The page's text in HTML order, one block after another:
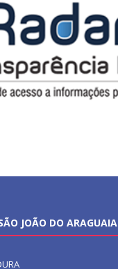
JOÃO DO ARAGUAIA